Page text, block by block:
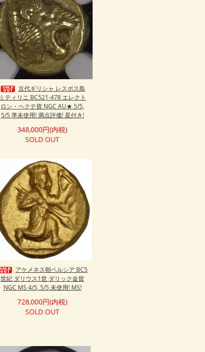
古代ギリシャ レスボス島
ミティリニ BC521-478 エレクト
ロン・ヘクテ貨 NGC AU★ 5/5,
5/5 準未使用! 満点評価! 星付き!
348,000円(内税)
SOLD OUT
アケメネス朝ペルシア BC5
世紀 ダリウス1世 ダリック金貨
NGC MS 4/5, 5/5 未使用! MS!
728,000円(内税)
SOLD OUT